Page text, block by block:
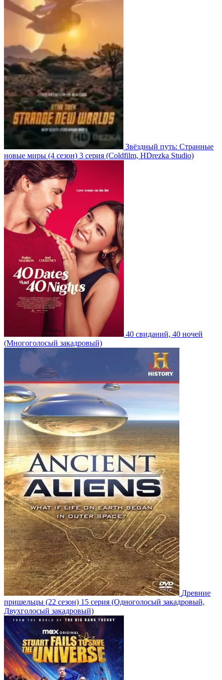
Звёздный путь: Странные
новые миры (4 сезон) 3 серия (Coldfilm, HDrezka Studio)
40 свиданий, 40 ночей
(Многоголосый закадровый)
Древние
пришельцы (22 сезон) 15 серия (Одноголосый закадровый,
Двухголосый закадровый)